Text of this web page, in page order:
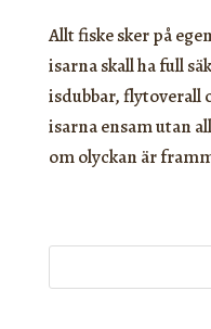
Allt fiske sker på
isarna skall ha full
isdubbar, flytoverall
isarna ensam utan
om olyckan är